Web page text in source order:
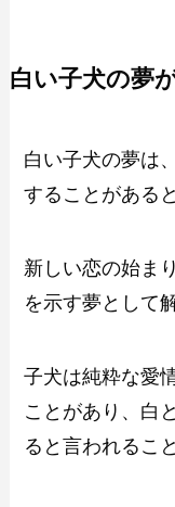
白い子犬の夢
白い子犬の夢は
することがある
新しい恋の始ま
を示す夢として
子犬は純粋な愛
ことがあり、白
ると言われるこ